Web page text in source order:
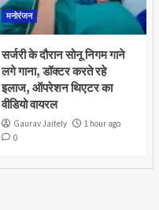
मनोरंजन
सर्जरी के दौरान सोनू निगम गाने
लगे गाना, डॉक्टर करते रहे
इलाज, ऑपरेशन थिएटर का
वीडियो वायरल
Gaurav Jaitely
1 hour ago
0